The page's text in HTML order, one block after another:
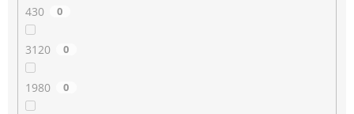
430 0
3120 0
1980 0